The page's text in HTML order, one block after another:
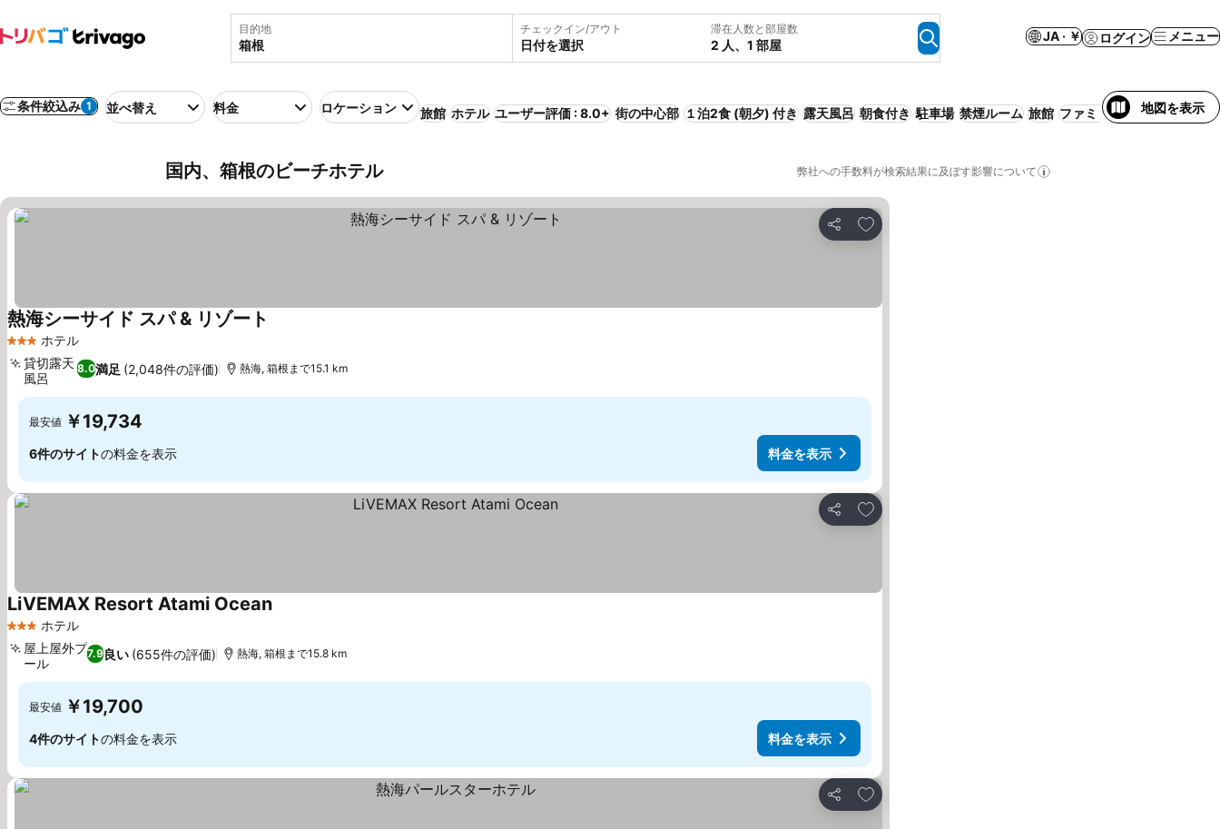
目的地 チェックイン/アウト
日付を選択
滞在人数と部屋数
2 人、1 部屋
JA · ￥ ログイン メニュー
条件絞込み 1 並べ替え 料金 ロケーション 旅館 ホテル ユーザー評価 : 8.0+ 街の中心部 １泊2食 (朝夕) 付き 露天風呂 朝食付き 駐車場 禁煙ルーム 旅館 ファミリー リゾート WiFi
地図を表示
国内、箱根のビーチホテル 弊社への手数料が検索結果に及ぼす影響について
シェア
お気に入りに追加
3 ホテルのランク
ホテル
熱海シーサイド スパ & リゾート
8.0満足 (2,048件の評価)
貸切露天
風呂
熱海, 箱根まで15.1 km
最安値 ￥19,734
6件のサイトの料金を表示 料金を表示
シェア
お気に入りに追加
3 ホテルのランク
ホテル
LiVEMAX Resort Atami Ocean
7.9良い (655件の評価)
屋上屋外プ
ール
熱海, 箱根まで15.8 km
最安値 ￥19,700
4件のサイトの料金を表示 料金を表示
シェア
お気に入りに追加